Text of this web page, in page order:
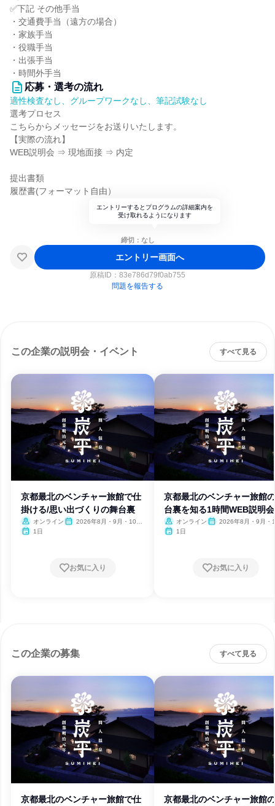
✅下記 その他手当
・交通費手当（遠方の場合）
・家族手当
・役職手当
・出張手当
・時間外手当
応募・選考の流れ
適性検査なし、グループワークなし、筆記試験なし
選考プロセス
こちらからメッセージをお送りいたします。
【実際の流れ】
WEB説明会 ⇒ 現地面接 ⇒ 内定
提出書類
履歴書(フォーマット自由）
エントリーするとプログラムの詳細案内を
受け取れるようになります
締切：なし
エントリー画面へ
原稿ID： 83e786d79f0ab755
問題を報告する
この企業の説明会・イベント すべて見る
京都最北のベンチャー旅館で仕
掛ける/思い出づくりの舞台裏
オンライン
2026年8月・9月・10
1日
お気に入り
京都最北のベンチャー旅館
台裏を知る1時間WEB説明会
オンライン
2026年8月・9月・
1日
お気に入り
この企業の募集 すべて見る
京都最北のベンチャー旅館で仕
京都最北のベンチャー旅館